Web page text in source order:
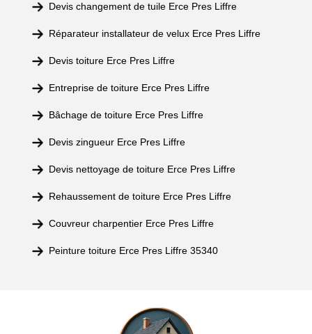
Devis changement de tuile Erce Pres Liffre
Réparateur installateur de velux Erce Pres Liffre
Devis toiture Erce Pres Liffre
Entreprise de toiture Erce Pres Liffre
Bâchage de toiture Erce Pres Liffre
Devis zingueur Erce Pres Liffre
Devis nettoyage de toiture Erce Pres Liffre
Rehaussement de toiture Erce Pres Liffre
Couvreur charpentier Erce Pres Liffre
Peinture toiture Erce Pres Liffre 35340